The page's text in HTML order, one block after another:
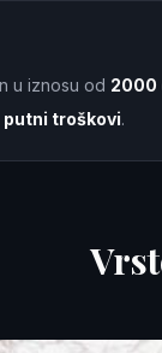
u iznosu od 2000
putni troškovi.